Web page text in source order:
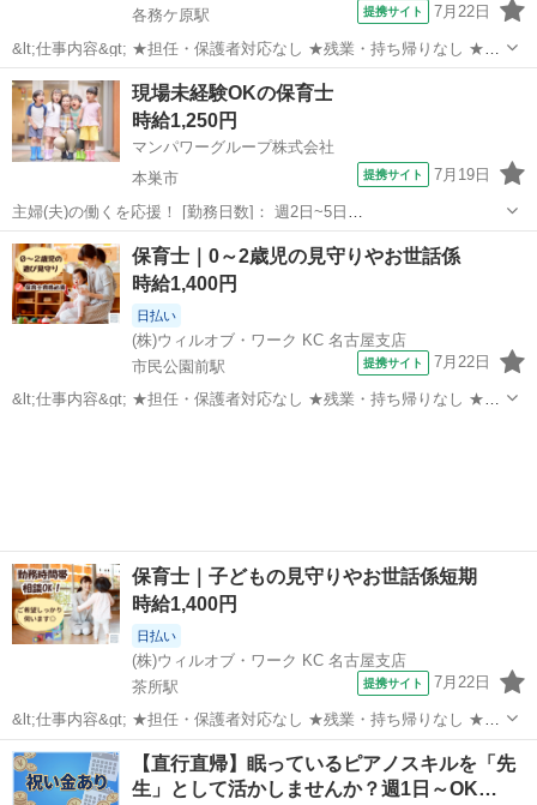
各務ケ原駅
提携サイト 7月22日
&lt;仕事内容&gt; ★担任・保護者対応なし ★残業・持ち帰りなし ★指
導案などの書類なし 担当クラス： 乳児またはクラスフリー お仕事内
容： ・遊びの見守り、サポート ・お散歩の付き添い ・お昼寝チェッ
ク ・ごはん...
岐阜 各務原市 各務ケ原駅 保育士
現場未経験OKの保育士
時給1,250円
マンパワーグループ株式会社
本巣市
提携サイト 7月19日
主婦(夫)の働くを応援！ [勤務日数]： 週2日~5日
08:00~11:00/09:00~12:00/09:00~15:00/07:00~16:00/11:00~20:00 [勤務
地・最寄駅]： 岐阜県本巣郡北方町 ...
岐阜 本巣市 保育士
保育士｜0～2歳児の見守りやお世話係
時給1,400円
日払い
(株)ウィルオブ・ワーク KC 名古屋支店
市民公園前駅
提携サイト 7月22日
&lt;仕事内容&gt; ★担任・保護者対応なし ★残業・持ち帰りなし ★指
保育士｜子どもの見守りやお世話係短期
時給1,400円
日払い
(株)ウィルオブ・ワーク KC 名古屋支店
茶所駅
提携サイト 7月22日
&lt;仕事内容&gt; ★担任・保護者対応なし ★残業・持ち帰りなし ★指
導案などの書類なし 担当クラス： 乳児またはクラスフリー お仕事内
容： ・遊びの見守り、サポート ・お散歩の付き添い ・お昼寝チェッ
ク ・ごはん...
岐阜 岐阜市 茶所駅 保育士
【直行直帰】眠っているピアノスキルを「先
生」として活かしませんか？週1日～OK…